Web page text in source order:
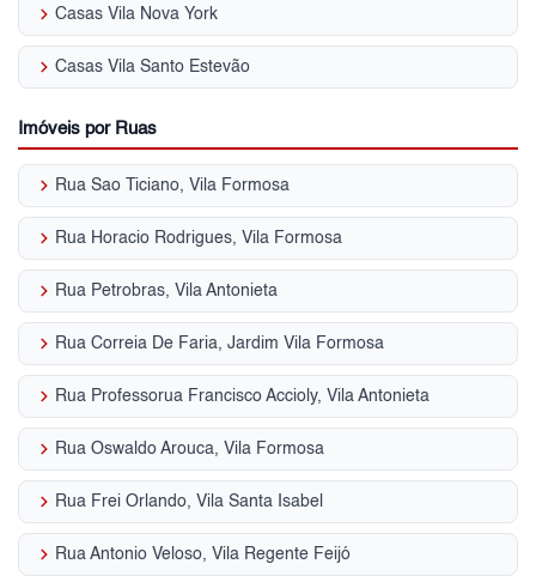
keyboard_arrow_right Casas Vila Nova York
keyboard_arrow_right Casas Vila Santo Estevão
Imóveis por Ruas
keyboard_arrow_right Rua Sao Ticiano, Vila Formosa
keyboard_arrow_right Rua Horacio Rodrigues, Vila Formosa
keyboard_arrow_right Rua Petrobras, Vila Antonieta
keyboard_arrow_right Rua Correia De Faria, Jardim Vila Formosa
keyboard_arrow_right Rua Professorua Francisco Accioly, Vila Antonieta
keyboard_arrow_right Rua Oswaldo Arouca, Vila Formosa
keyboard_arrow_right Rua Frei Orlando, Vila Santa Isabel
keyboard_arrow_right Rua Antonio Veloso, Vila Regente Feijó